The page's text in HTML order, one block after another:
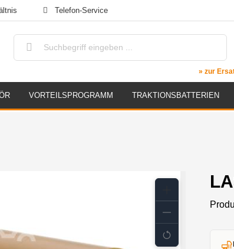
Telefon-Service
» zur
VORTEILSPROGRAMM TRAKTIONSBATTERIEN